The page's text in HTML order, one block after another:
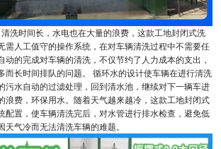
洗时间长，水电也在大量的浪费，这款工地封闭式洗
需人工值守的操作系统，在对车辆清洗过程中不需要任
动的完成对车辆的清洗，不仅节约了人力成本的支出，
而长时间排队的问题。 循环水的设计使车辆在进行清洗
污水自动的过滤处理，回到清水池，继续对下一辆车进
浪费，环保用水。随着天气越来越冷，这款工地封闭式
配置，使车辆清洗完后，对水管进行排水检查，避免低
气冷而无法清洗车辆的难题。